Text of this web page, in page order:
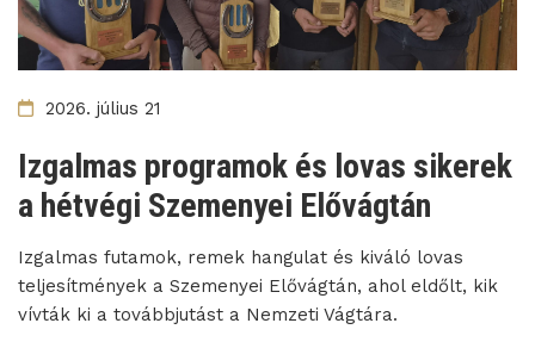
2026. július 21
Izgalmas programok és lovas sikerek
a hétvégi Szemenyei Elővágtán
Izgalmas futamok, remek hangulat és kiváló lovas
teljesítmények a Szemenyei Elővágtán, ahol eldőlt, kik
vívták ki a továbbjutást a Nemzeti Vágtára.